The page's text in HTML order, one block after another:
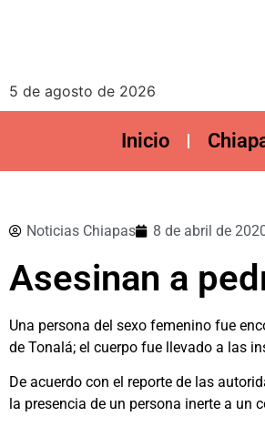
5 de agosto de 2026
Inicio
Noticias Chiapas 8 de abril de
Asesinan a
Una persona del sexo femenino fue
de Tonalá; el cuerpo fue llevado a las
De acuerdo con el reporte de las
la presencia de un persona inerte a un